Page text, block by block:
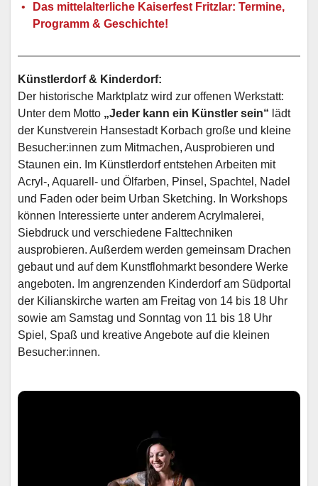
Das mittelalterliche Kaiserfest Fritzlar: Termine,
Programm & Geschichte!
Künstlerdorf & Kinderdorf:
Der historische Marktplatz wird zur offenen Werkstatt:
Unter dem Motto „Jeder kann ein Künstler sein“ lädt
der Kunstverein Hansestadt Korbach große und kleine
Besucher:innen zum Mitmachen, Ausprobieren und
Staunen ein. Im Künstlerdorf entstehen Arbeiten mit
Acryl-, Aquarell- und Ölfarben, Pinsel, Spachtel, Nadel
und Faden oder beim Urban Sketching. In Workshops
können Interessierte unter anderem Acrylmalerei,
Siebdruck und verschiedene Falttechniken
ausprobieren. Außerdem werden gemeinsam Drachen
gebaut und auf dem Kunstflohmarkt besondere Werke
angeboten. Im angrenzenden Kinderdorf am Südportal
der Kilianskirche warten am Freitag von 14 bis 18 Uhr
sowie am Samstag und Sonntag von 11 bis 18 Uhr
Spiel, Spaß und kreative Angebote auf die kleinen
Besucher:innen.